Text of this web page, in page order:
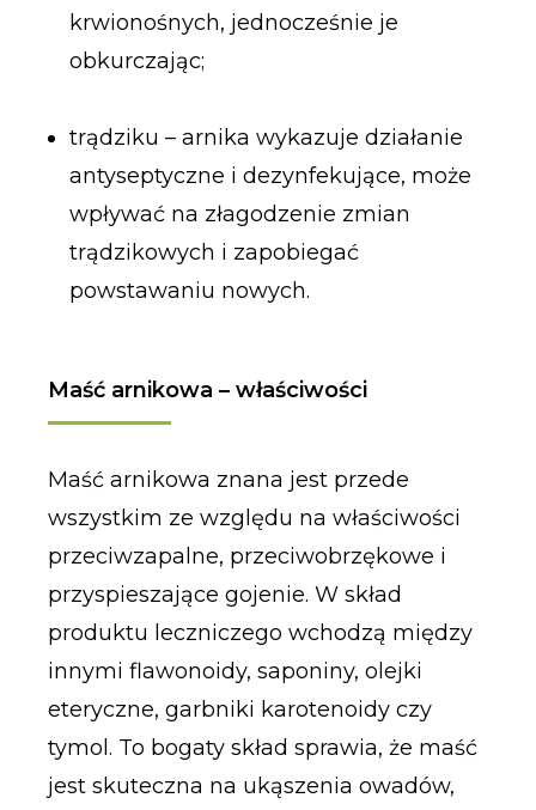
krwionośnych, jednocześnie je
obkurczając;
trądziku – arnika wykazuje działanie
antyseptyczne i dezynfekujące, może
wpływać na złagodzenie zmian
trądzikowych i zapobiegać
powstawaniu nowych.
Maść arnikowa – właściwości
Maść arnikowa znana jest przede
wszystkim ze względu na właściwości
przeciwzapalne, przeciwobrzękowe i
przyspieszające gojenie. W skład
produktu leczniczego wchodzą między
innymi flawonoidy, saponiny, olejki
eteryczne, garbniki karotenoidy czy
tymol. To bogaty skład sprawia, że maść
jest skuteczna na ukąszenia owadów,